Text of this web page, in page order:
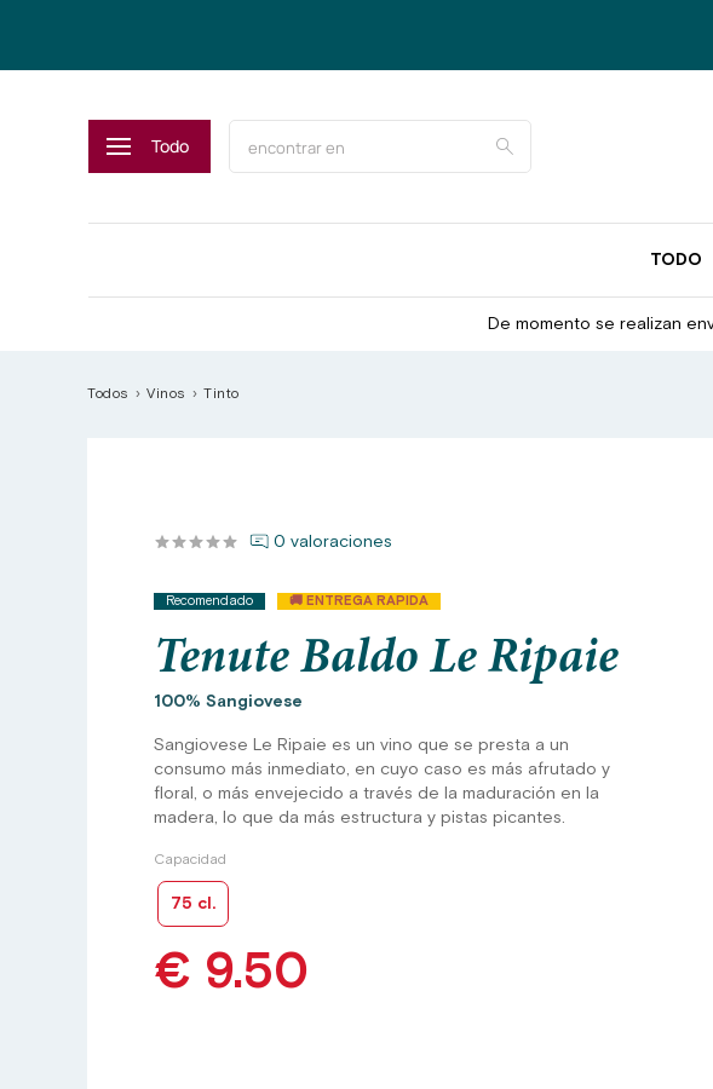
Todo
TODO
De momento se realizan
Todos Vinos Tinto
0 valoraciones
Recomendado 🚚 ENTREGA RAPIDA
Tenute Baldo Le Ripaie
100% Sangiovese
Sangiovese Le Ripaie es un vino que se presta a un
consumo más inmediato, en cuyo caso es más afrutado y
floral, o más envejecido a través de la maduración en la
madera, lo que da más estructura y pistas picantes.
Capacidad
75 cl.
€ 9.50